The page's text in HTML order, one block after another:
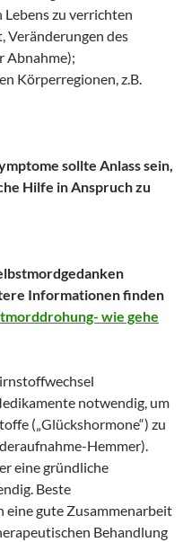
zu verrichten
Veränderungen des
Abnahme);
Körperregionen, z.B.
sollte Anlass sein,
Hilfe in Anspruch zu
Informationen finden
wie gehe
notwendig, um
(„Glückshormone“) zu
Hemmer).
eine gründliche
Beste
eine gute Zusammenarbeit
Behandlung